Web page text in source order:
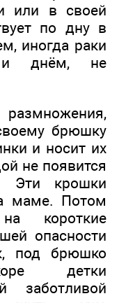
или в своей
по дну в
иногда раки
и днём, не
брюшку
и носит их
не появится
Эти крошки
маме. Потом
короткие
опасности
под брюшко
детки
заботливой